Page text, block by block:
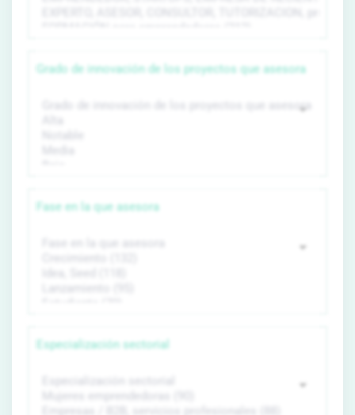
Grado de innovación de los proyectos que asesora
Fase en la que asesora
Especialización sectorial